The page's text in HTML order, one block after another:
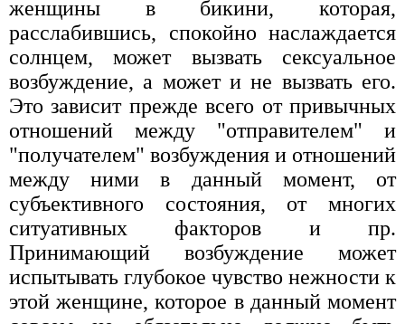
женщины в бикини, которая,
расслабившись, спокойно наслаждается
солнцем, может вызвать сексуальное
возбуждение, а может и не вызвать его.
Это зависит прежде всего от привычных
отношений между "отправителем" и
"получателем" возбуждения и отношений
между ними в данный момент, от
субъективного состояния, от многих
ситуативных факторов и пр.
Принимающий возбуждение может
испытывать глубокое чувство нежности к
этой женщине, которое в данный момент